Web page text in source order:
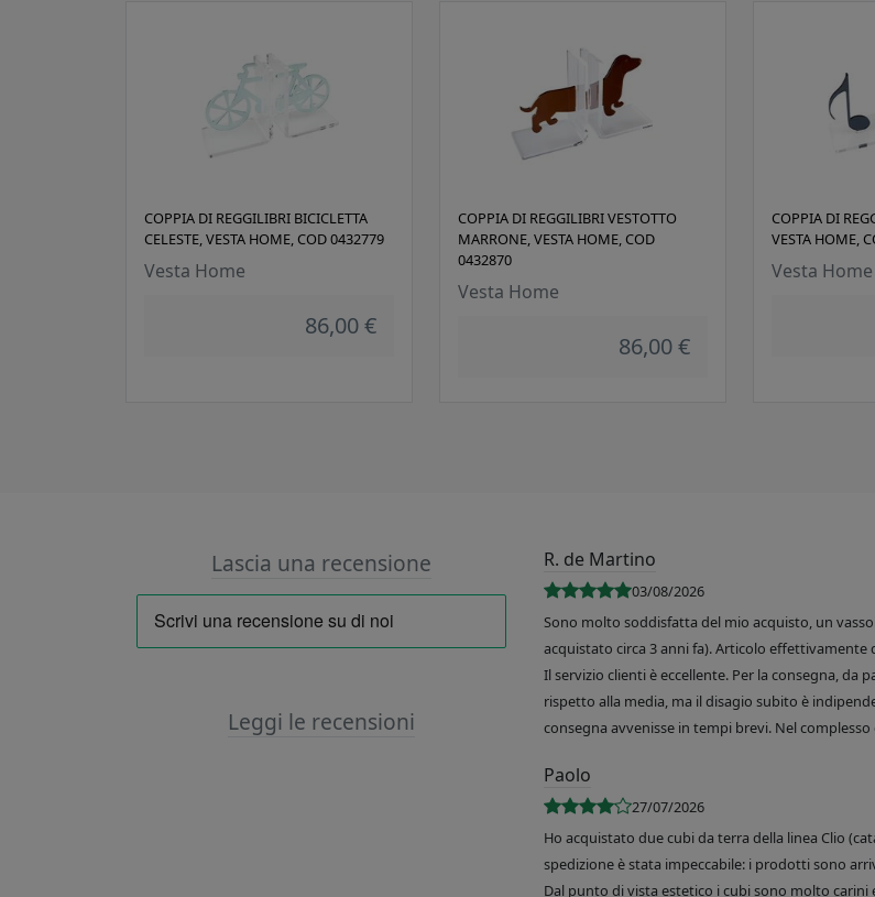
COPPIA DI REGGILIBRI BICICLETTA
CELESTE, VESTA HOME, COD 0432779
Vesta Home
86,00 €
COPPIA DI REGGILIBRI VESTOTTO
MARRONE, VESTA HOME, COD
0432870
Vesta Home
86,00 €
COPPIA DI
VESTA HOME,
Vesta Home
Lascia una recensione
Leggi le recensioni
R. de Martino
03/08/2026
Sono molto soddisfatta del mio acquisto, un
acquistato circa 3 anni fa). Articolo
Il servizio clienti è eccellente. Per la consegna,
rispetto alla media, ma il disagio subito è
consegna avvenisse in tempi brevi. Nel
Paolo
27/07/2026
Ho acquistato due cubi da terra della linea Clio
spedizione è stata impeccabile: i prodotti sono
Dal punto di vista estetico i cubi sono molto